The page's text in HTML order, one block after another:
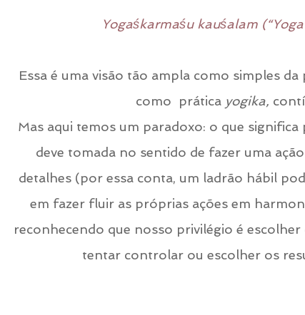
Yogaśkarmaśu kauśalam
Essa é uma visão tão ampla como simples
como  prática yogika,
Mas aqui temos um paradoxo: o que
deve tomada no sentido de fazer uma
detalhes (por essa conta, um ladrão hábil
em fazer fluir as próprias ações em
reconhecendo que nosso privilégio é
tentar controlar ou escolher os